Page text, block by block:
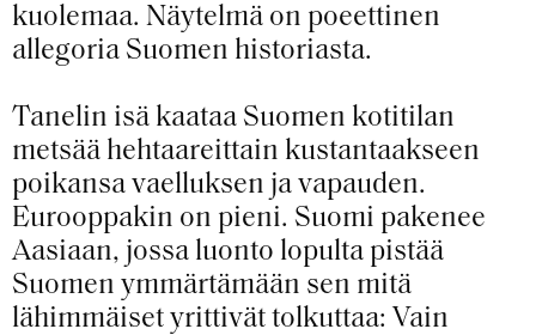
kuolemaa. Näytelmä on poeettinen
allegoria Suomen historiasta.
Tanelin isä kaataa Suomen kotitilan
metsää hehtaareittain kustantaakseen
poikansa vaelluksen ja vapauden.
Eurooppakin on pieni. Suomi pakenee
Aasiaan, jossa luonto lopulta pistää
Suomen ymmärtämään sen mitä
lähimmäiset yrittivät tolkuttaa: Vain